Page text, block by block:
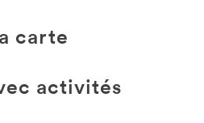
carte
activités